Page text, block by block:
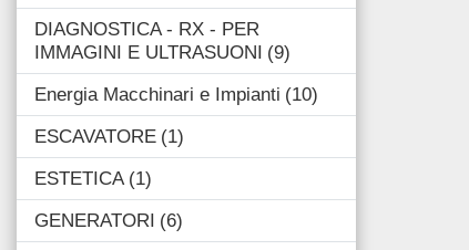
DIAGNOSTICA - RX - PER
IMMAGINI E ULTRASUONI 9
Energia Macchinari e Impianti
10
ESCAVATORE 1
ESTETICA 1
GENERATORI 6